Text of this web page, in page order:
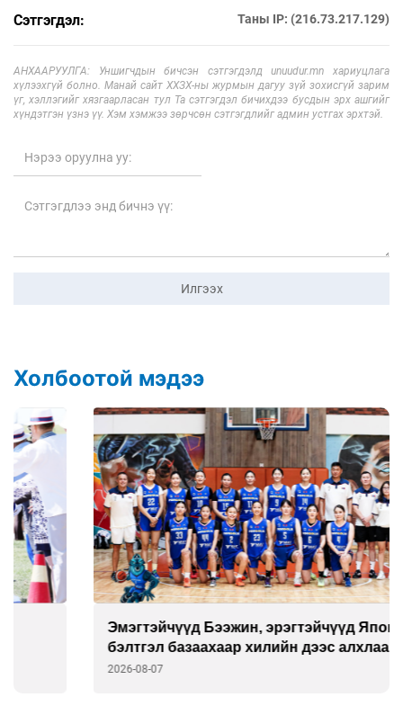
Сэтгэгдэл: Таны IP: (216.73.217.129)
АНХААРУУЛГА: Уншигчдын бичсэн сэтгэгдэлд unuudur.mn хариуцлага
хүлээхгүй болно. Манай сайт ХХЗХ-ны журмын дагуу зүй зохисгүй зарим
үг, хэллэгийг хязгаарласан тул Та сэтгэгдэл бичихдээ бусдын эрх ашгийг
хүндэтгэн үзнэ үү. Хэм хэмжээ зөрчсөн сэтгэгдлийг админ устгах эрхтэй.
Илгээх
Холбоотой мэдээ
Эмэгтэйчүүд Бээжин, эрэгтэйчүүд Японд
бэлтгэл базаахаар хилийн дээс алхлаа